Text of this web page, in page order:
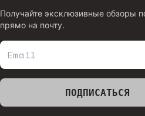
Получайте эксклюзивные обзоры
прямо на почту.
ПОДПИСАТЬСЯ